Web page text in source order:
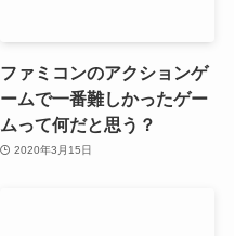
ファミコンのアクションゲ
ームで一番難しかったゲー
ムって何だと思う？
2020年3月15日